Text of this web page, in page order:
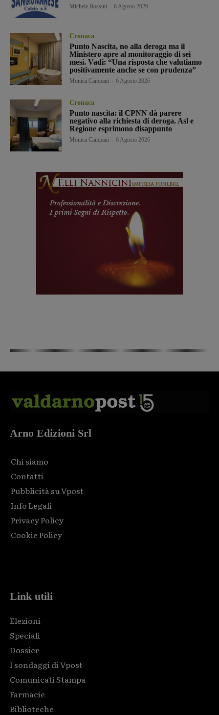
Michele Bossini 6 Agosto 2026
Cronaca
Punto Nascita, no alla deroga ma il
Ministero apre al monitoraggio di sei
mesi. Vadi: “Una risposta che valutiamo
positivamente anche se con prudenza”
Monica Campani 6 Agosto 2026
Cronaca
Punto nascita: il CPNN dà parere
negativo alla richiesta di deroga. Asl e
Regione esprimono disappunto
Monica Campani 6 Agosto 2026
Arno Edizioni Srl
Chi siamo
Contatti
Pubblicità su Vpost
Info Legali
Privacy Policy
Cookie Policy
Link utili
Elezioni
Speciali
Dossier
I sondaggi di Vpost
Comunicati Stampa
Farmacie
Biblioteche